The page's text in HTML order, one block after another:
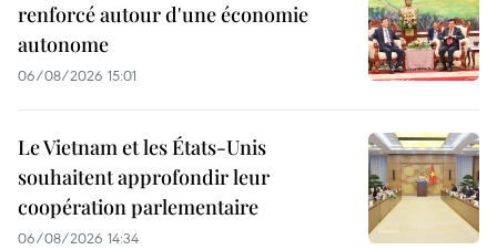
renforcé autour d'une économie
autonome
06/08/2026 15:01
Le Vietnam et les États-Unis
souhaitent approfondir leur
coopération parlementaire
06/08/2026 14:34